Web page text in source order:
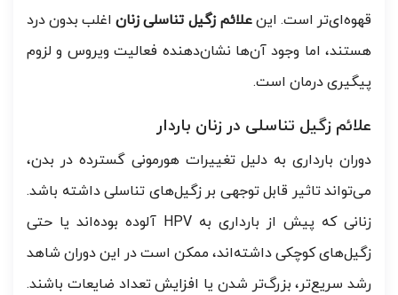
قهوه‌ای‌تر است. اینعلائم زگیل تناسلی زناناغلب بدون درد
هستند، اما وجود آن‌ها نشان‌دهنده فعالیت ویروس و لزوم
پیگیری درمان است.
علائم زگیل تناسلی در زنان باردار
دوران بارداری به دلیل تغییرات هورمونی گسترده در بدن،
می‌تواند تاثیر قابل توجهی بر زگیل‌های تناسلی داشته باشد.
زنانی که پیش از بارداری به HPV آلوده بوده‌اند یا حتی
زگیل‌های کوچکی داشته‌اند، ممکن است در این دوران شاهد
رشد سریع‌تر، بزرگ‌تر شدن یا افزایش تعداد ضایعات باشند.